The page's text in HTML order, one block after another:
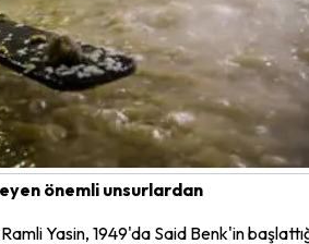
önemli unsurlardan
Yasin, 1949'da Said Benk'in